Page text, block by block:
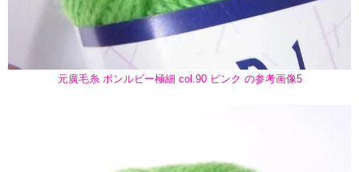
元廣毛糸 ボンルビー極細 col.90 ピンク の参考画像5